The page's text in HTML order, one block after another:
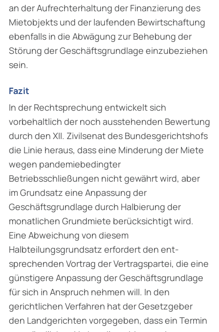
an der Aufrechterhaltung der Finanzierung des
Mietobjekts und der laufenden Bewirtschaftung
ebenfalls in die Abwägung zur Behebung der
Störung der Geschäftsgrundlage einzubeziehen
sein.
Fazit
In der Rechtsprechung entwickelt sich
vorbehaltlich der noch ausstehenden Bewertung
durch den XII. Zivilsenat des Bundesgerichtshofs
die Linie heraus, dass eine Minderung der Miete
wegen pandemiebedingter
Betriebsschließungen nicht gewährt wird, aber
im Grundsatz eine Anpassung der
Geschäftsgrundlage durch Halbierung der
monatlichen Grundmiete berück­sichtigt wird.
Eine Abweichung von diesem
Halbteilungsgrundsatz erfordert den ent­
sprechenden Vortrag der Vertragspartei, die eine
günstigere Anpassung der Geschäftsgrund­lage
für sich in Anspruch nehmen will. In den
gerichtlichen Verfahren hat der Gesetzgeber
den Landgerichten vorgegeben, dass ein Termin